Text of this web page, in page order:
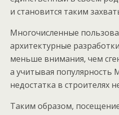
и становится таким
Многочисленные
архитектурные
меньше внимания, чем
а учитывая популярность
недостатка в строителях
Таким образом,